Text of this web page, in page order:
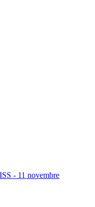
- 11 novembre